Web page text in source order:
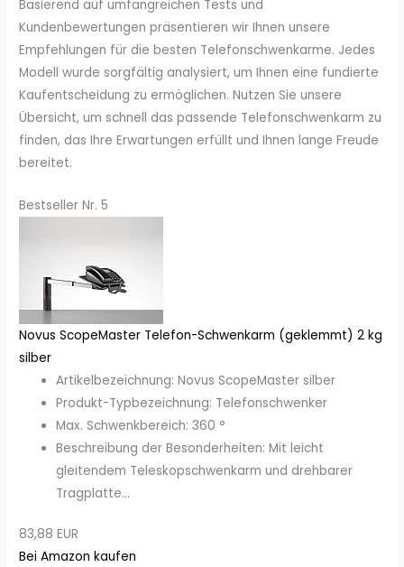
Basierend auf umfangreichen Tests und
Kundenbewertungen präsentieren wir Ihnen unsere
Empfehlungen für die besten Telefonschwenkarme. Jedes
Modell wurde sorgfältig analysiert, um Ihnen eine fundierte
Kaufentscheidung zu ermöglichen. Nutzen Sie unsere
Übersicht, um schnell das passende Telefonschwenkarm zu
finden, das Ihre Erwartungen erfüllt und Ihnen lange Freude
bereitet.
Bestseller Nr. 5
Novus ScopeMaster Telefon-Schwenkarm (geklemmt) 2 kg
silber
Artikelbezeichnung: Novus ScopeMaster silber
Produkt-Typbezeichnung: Telefonschwenker
Max. Schwenkbereich: 360 °
Beschreibung der Besonderheiten: Mit leicht
gleitendem Teleskopschwenkarm und drehbarer
Tragplatte...
83,88 EUR
Bei Amazon kaufen